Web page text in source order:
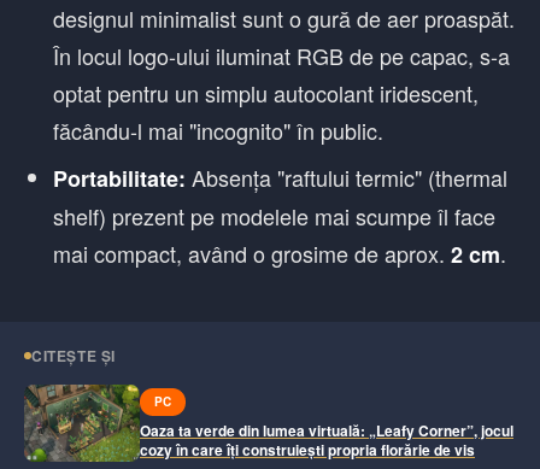
designul minimalist sunt o gură de aer proaspăt.
În locul logo-ului iluminat RGB de pe capac, s-a
optat pentru un simplu autocolant iridescent,
făcându-l mai "incognito" în public.
Portabilitate: Absența "raftului termic" (thermal
shelf) prezent pe modelele mai scumpe îl face
mai compact, având o grosime de aprox. 2 cm.
CITEȘTE ȘI
PC
Oaza ta verde din lumea virtuală: „Leafy Corner”, jocul
cozy în care îți construiești propria florărie de vis